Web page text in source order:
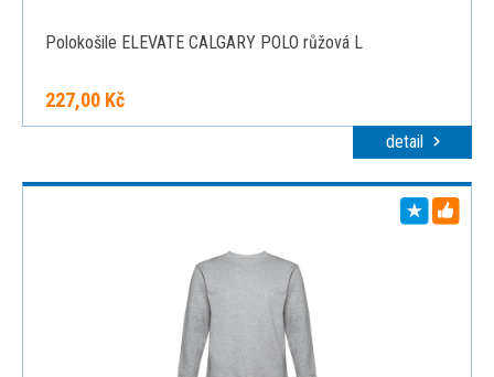
Polokošile ELEVATE CALGARY POLO růžová L
227,00 Kč
detail